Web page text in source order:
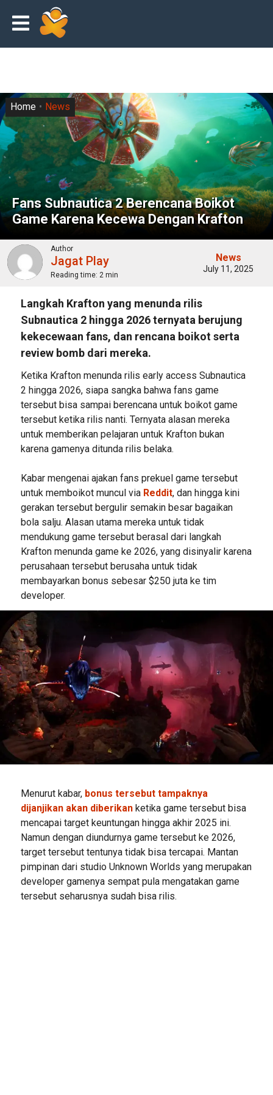
Fans Subnautica 2 Berencana Boikot
Game Karena Kecewa Dengan Krafton
Home News
Author
Jagat Play
Reading time: 2 min
News
July 11, 2025
Langkah Krafton yang menunda rilis
Subnautica 2 hingga 2026 ternyata berujung
kekecewaan fans, dan rencana boikot serta
review bomb dari mereka.
Ketika Krafton menunda rilis early access Subnautica
2 hingga 2026, siapa sangka bahwa fans game
tersebut bisa sampai berencana untuk boikot game
tersebut ketika rilis nanti. Ternyata alasan mereka
untuk memberikan pelajaran untuk Krafton bukan
karena gamenya ditunda rilis belaka.
Kabar mengenai ajakan fans prekuel game tersebut
untuk memboikot muncul via Reddit, dan hingga kini
gerakan tersebut bergulir semakin besar bagaikan
bola salju. Alasan utama mereka untuk tidak
mendukung game tersebut berasal dari langkah
Krafton menunda game ke 2026, yang disinyalir karena
perusahaan tersebut berusaha untuk tidak
membayarkan bonus sebesar $250 juta ke tim
developer.
Menurut kabar, bonus tersebut tampaknya
dijanjikan akan diberikanketika game tersebut bisa
mencapai target keuntungan hingga akhir 2025 ini.
Namun dengan diundurnya game tersebut ke 2026,
target tersebut tentunya tidak bisa tercapai. Mantan
pimpinan dari studio Unknown Worlds yang merupakan
developer gamenya sempat pula mengatakan game
tersebut seharusnya sudah bisa rilis.